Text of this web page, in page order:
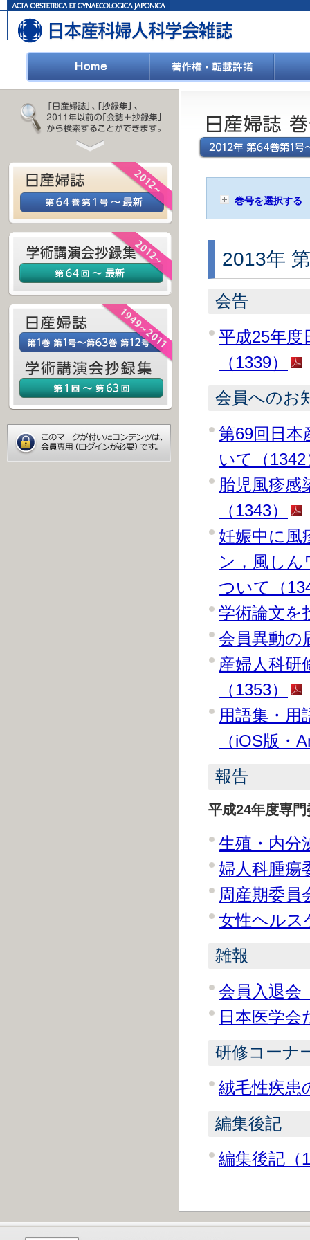
巻号を選択する
2013年
会告
平成25年度
（1339）
会員へのお
第69回日本
いて（1342
胎児風疹感
（1343）
妊娠中に風
ン，風し
ついて（
学術論文を
会員異動の
産婦人科研
（1353）
用語集・用
（iOS版・
報告
平成24年度専
生殖・内分
婦人科腫瘍
周産期委員
女性ヘルス
雑報
会員入退会
日本医学会
研修コーナ
絨毛性疾患
編集後記
編集後記（